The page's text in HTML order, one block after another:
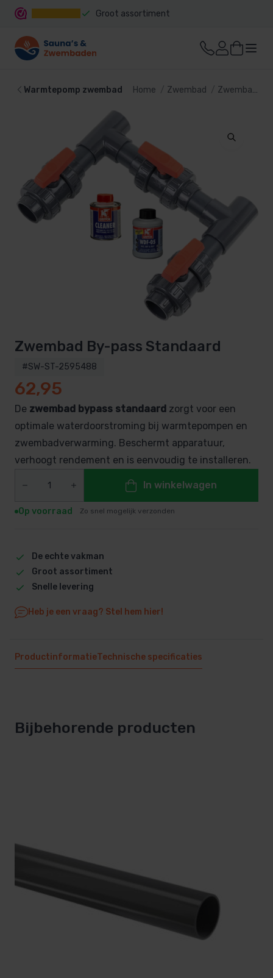
Groot assortiment
Warmtepomp zwembad Home Zwembad Zwembad verwarming
Zwembad By-pass Standaard
#SW-ST-2595488
62,95
De zwembad bypass standaard zorgt voor een
optimale waterdoorstroming bij warmtepompen en
zwembadverwarming. Beschermt apparatuur,
verhoogt rendement en is eenvoudig te installeren.
In winkelwagen
Op voorraad Zo snel mogelijk verzonden
De echte vakman
Groot assortiment
Snelle levering
Heb je een vraag? Stel hem hier!
ProductinformatieTechnische specificaties
Bijbehorende producten